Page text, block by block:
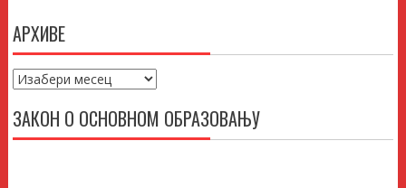
АРХИВЕ
Архиве
ЗАКОН О ОСНОВНОМ ОБРАЗОВАЊУ